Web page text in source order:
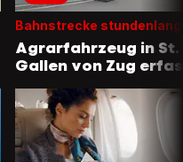
Bahnstrecke stundenlang
Agrarfahrzeug in St.
Gallen von Zug